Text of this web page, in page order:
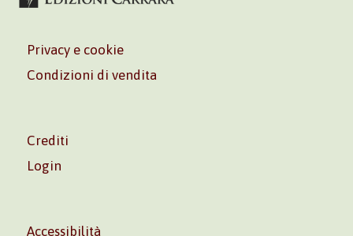
Privacy e cookie
Condizioni di vendita
Crediti
Login
Accessibilità